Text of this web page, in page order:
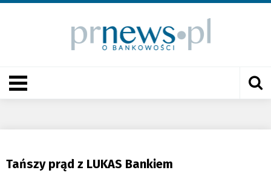
Tańszy prąd z LUKAS Bankiem